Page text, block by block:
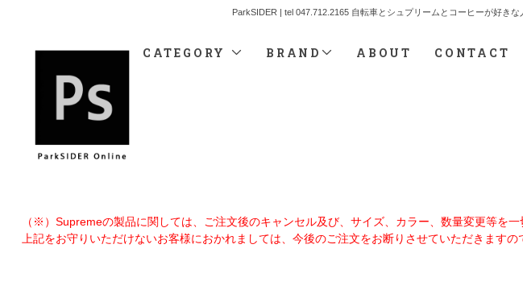
ParkSIDER | tel 047.712.2165 自転車とシュプリームとコーヒーが好き
CATEGORY BRAND ABOUT CONTACT
（※）Supremeの製品に関しては、ご注文後のキャンセル及び、サイズ、カラー、数量変更等を
上記をお守りいただけないお客様におかれましては、今後のご注文をお断りさせていただきますの